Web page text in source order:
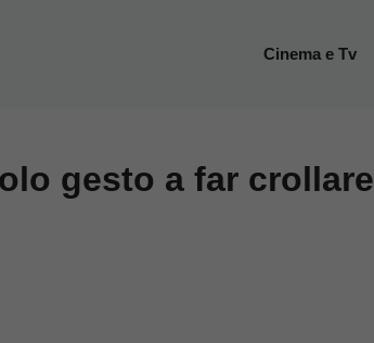
Cinema e Tv
gesto a far crollare